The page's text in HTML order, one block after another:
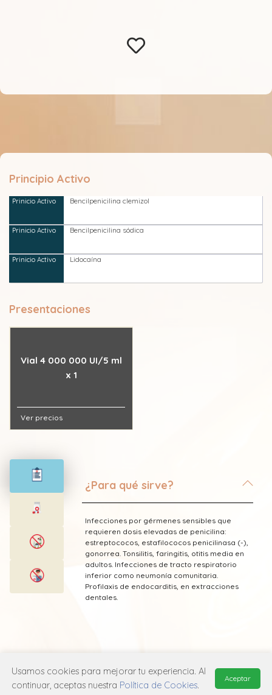
Principio Activo
Bencilpenicilina clemizol
Bencilpenicilina sódica
Lidocaína
Presentaciones
Vial 4 000 000 UI/5 ml
x 1
Ver precios
¿Para qué sirve?
Infecciones por gérmenes sensibles que
requieren dosis elevadas de penicilina:
estreptococos, estafilococos penicilinasa (-),
gonorrea. Tonsilitis, faringitis, otitis media en
adultos. Infecciones de tracto respiratorio
inferior como neumonía comunitaria.
Profilaxis de endocarditis, en extracciones
dentales.
* Esta información fue tomada de Laboratorio
Grünenthal publicada en el Vademecum
Farmacéutico Edifarm (ISBN: 9798281009201)
Usamos cookies para mejorar tu experiencia. Al
continuar, aceptas nuestra Política de Cookies.
Aceptar